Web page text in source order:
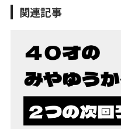
関連記事